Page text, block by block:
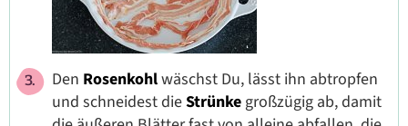
Den Rosenkohlwäschst Du, lässt ihn abtropfen
und schneidest dieStrünkegroßzügig ab, damit